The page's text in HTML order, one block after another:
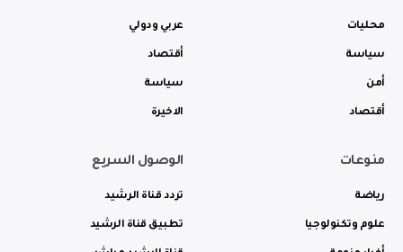
محليات
سياسة
أمن
أقتصاد
عربي ودولي
أقتصاد
سياسة
الاخيرة
منوعات
رياضة
علوم وتكنولوجيا
الوصول السريع
تردد قناة الرشيد
تطبيق قناة الرشيد